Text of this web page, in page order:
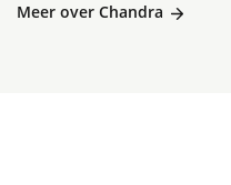
Meer over Chandra